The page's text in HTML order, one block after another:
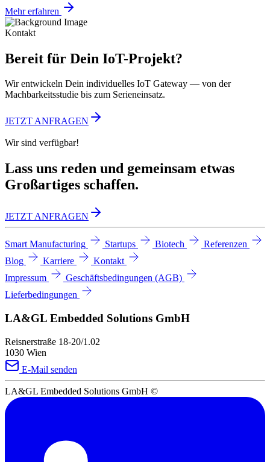
Mehr erfahren
Kontakt
Bereit für Dein IoT-Projekt?
Wir entwickeln Dein individuelles IoT Gateway — von der
Machbarkeitsstudie bis zum Serieneinsatz.
JETZT ANFRAGEN
Wir sind verfügbar!
Lass uns reden und gemeinsam etwas
Großartiges schaffen.
JETZT ANFRAGEN
Smart Manufacturing Startups Biotech
Referenzen
Blog
Karriere
Kontakt
Impressum
Geschäftsbedingungen (AGB)
Lieferbedingungen
LA&GL Embedded Solutions GmbH
Reisnerstraße 18-20/1.02
1030 Wien
E-Mail senden
LA&GL Embedded Solutions GmbH ©